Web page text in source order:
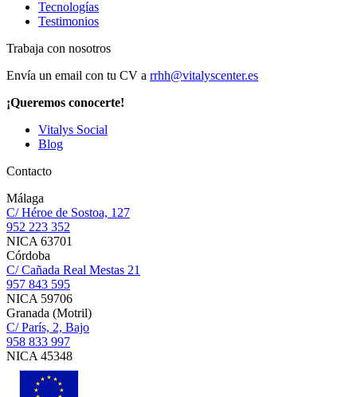
Tecnologías
Testimonios
Trabaja con nosotros
Envía un email con tu CV a rrhh@vitalyscenter.es
¡Queremos conocerte!
Vitalys Social
Blog
Contacto
Málaga
C/ Héroe de Sostoa, 127
952 223 352
NICA 63701
Córdoba
C/ Cañada Real Mestas 21
957 843 595
NICA 59706
Granada (Motril)
C/ París, 2, Bajo
958 833 997
NICA 45348